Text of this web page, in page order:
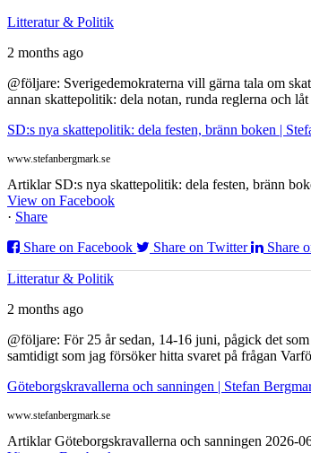
Litteratur & Politik
2 months ago
@följare: Sverigedemokraterna vill gärna tala om
annan skattepolitik: dela notan, runda reglerna och
SD:s nya skattepolitik: dela festen, bränn boken |
www.stefanbergmark.se
Artiklar SD:s nya skattepolitik: dela festen, bränn
View on Facebook
· Share
Share on Facebook
Share on Twitter Share
Litteratur & Politik
2 months ago
@följare: För 25 år sedan, 14-16 juni, pågick det
samtidigt som jag försöker hitta svaret på frågan
Göteborgskravallerna och sanningen | Stefan
www.stefanbergmark.se
Artiklar Göteborgskravallerna och sanningen 2026-